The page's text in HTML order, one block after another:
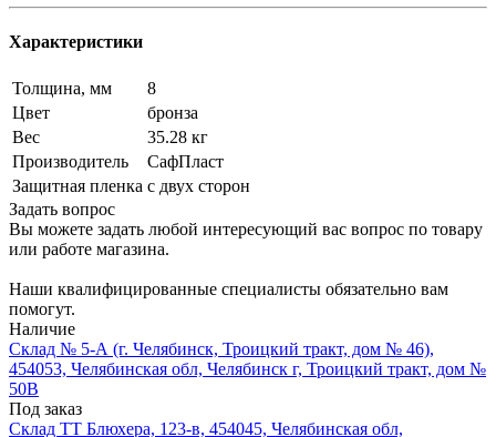
Характеристики
Толщина, мм
8
Цвет
бронза
Вес
35.28 кг
Производитель
СафПласт
Защитная пленка с двух сторон
Задать вопрос
Вы можете задать любой интересующий вас вопрос по товару
или работе магазина.
Наши квалифицированные специалисты обязательно вам
помогут.
Наличие
Склад № 5-А (г. Челябинск, Троицкий тракт, дом № 46),
454053, Челябинская обл, Челябинск г, Троицкий тракт, дом №
50В
Под заказ
Склад ТТ Блюхера, 123-в, 454045, Челябинская обл,